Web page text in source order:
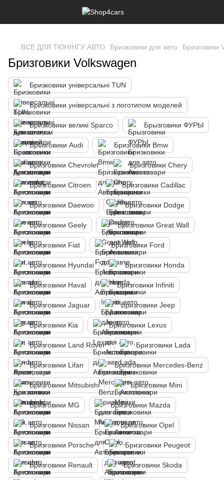
ВСЕ ДЛЯ ТЮНІНГУ АВТО Бризковики для авто Бризговики
Бризговики Volkswagen
Бризковики універсальні TUN
Бризковики універсальні з логотипом моделей
Бризковики великі Sparco Брызговики ФУРЫ
Брызговики Audi Бризговики Bmw
Бризговики Chevrolet Бризговики Chery
Бризговики Citroen Бризговики Cadillac
Бризговики Daewoo Бризговики Dodge
Бризговики Geely Бризговики Great Wall
Бризговики Fiat Бризговики Ford
Бризговики Hyundai Бризговики Honda
Бризговики Haval Бризговики Infiniti
Бризговики Jaguar Бризговики Jeep
Бризговики Kia Бризговики Lexus
Бризговики Land Rover Бризговики Lada
Бризговики Lifan Бризговики Mercedes-Benz
Бризговики Mitsubishi Бризговики Mini
Бризговики MG Бризговики Mazda
Бризговики Nissan Бризговики Opel
Бризговики Porsche Бризговики Peugeot
Бризговики Renault Бризговики Skoda